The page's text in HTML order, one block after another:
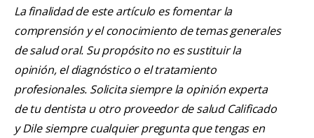
La finalidad de este artículo es fomentar la
comprensión y el conocimiento de temas generales
de salud oral. Su propósito no es sustituir la
opinión, el diagnóstico o el tratamiento
profesionales. Solicita siempre la opinión experta
de tu dentista u otro proveedor de salud Calificado
y Dile siempre cualquier pregunta que tengas en